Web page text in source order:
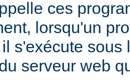
ces
lorsqu'un
s'exécute sous
serveur web